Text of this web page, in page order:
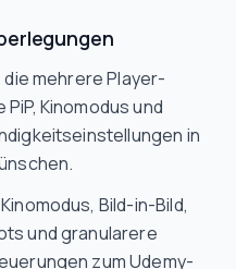
mehrere Player-
Kinomodus und
in
Bild-in-Bild,
und granularere
zum Udemy-